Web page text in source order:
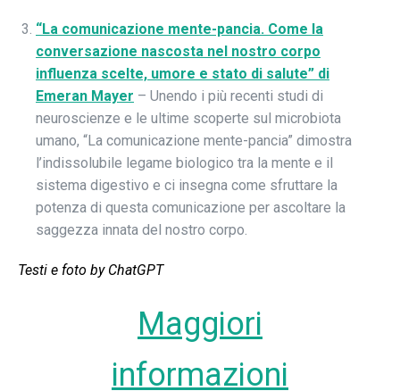
“La comunicazione mente-pancia. Come la
conversazione nascosta nel nostro corpo
influenza scelte, umore e stato di salute” di
Emeran Mayer – Unendo i più recenti studi di
neuroscienze e le ultime scoperte sul microbiota
umano, “La comunicazione mente-pancia” dimostra
l’indissolubile legame biologico tra la mente e il
sistema digestivo e ci insegna come sfruttare la
potenza di questa comunicazione per ascoltare la
saggezza innata del nostro corpo.
Testi e foto by ChatGPT
Maggiori
informazioni